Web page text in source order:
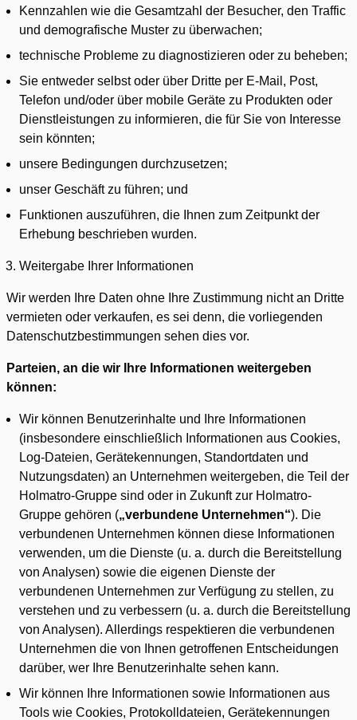
Kennzahlen wie die Gesamtzahl der Besucher, den Traffic
und demografische Muster zu überwachen;
technische Probleme zu diagnostizieren oder zu beheben;
Sie entweder selbst oder über Dritte per E-Mail, Post,
Telefon und/oder über mobile Geräte zu Produkten oder
Dienstleistungen zu informieren, die für Sie von Interesse
sein könnten;
unsere Bedingungen durchzusetzen;
unser Geschäft zu führen; und
Funktionen auszuführen, die Ihnen zum Zeitpunkt der
Erhebung beschrieben wurden.
Weitergabe Ihrer Informationen
Wir werden Ihre Daten ohne Ihre Zustimmung nicht an Dritte
vermieten oder verkaufen, es sei denn, die vorliegenden
Datenschutzbestimmungen sehen dies vor.
Parteien, an die wir Ihre Informationen weitergeben
können:
Wir können Benutzerinhalte und Ihre Informationen
(insbesondere einschließlich Informationen aus Cookies,
Log-Dateien, Gerätekennungen, Standortdaten und
Nutzungsdaten) an Unternehmen weitergeben, die Teil der
Holmatro-Gruppe sind oder in Zukunft zur Holmatro-
Gruppe gehören („verbundene Unternehmen“). Die
verbundenen Unternehmen können diese Informationen
verwenden, um die Dienste (u. a. durch die Bereitstellung
von Analysen) sowie die eigenen Dienste der
verbundenen Unternehmen zur Verfügung zu stellen, zu
verstehen und zu verbessern (u. a. durch die Bereitstellung
von Analysen). Allerdings respektieren die verbundenen
Unternehmen die von Ihnen getroffenen Entscheidungen
darüber, wer Ihre Benutzerinhalte sehen kann.
Wir können Ihre Informationen sowie Informationen aus
Tools wie Cookies, Protokolldateien, Gerätekennungen